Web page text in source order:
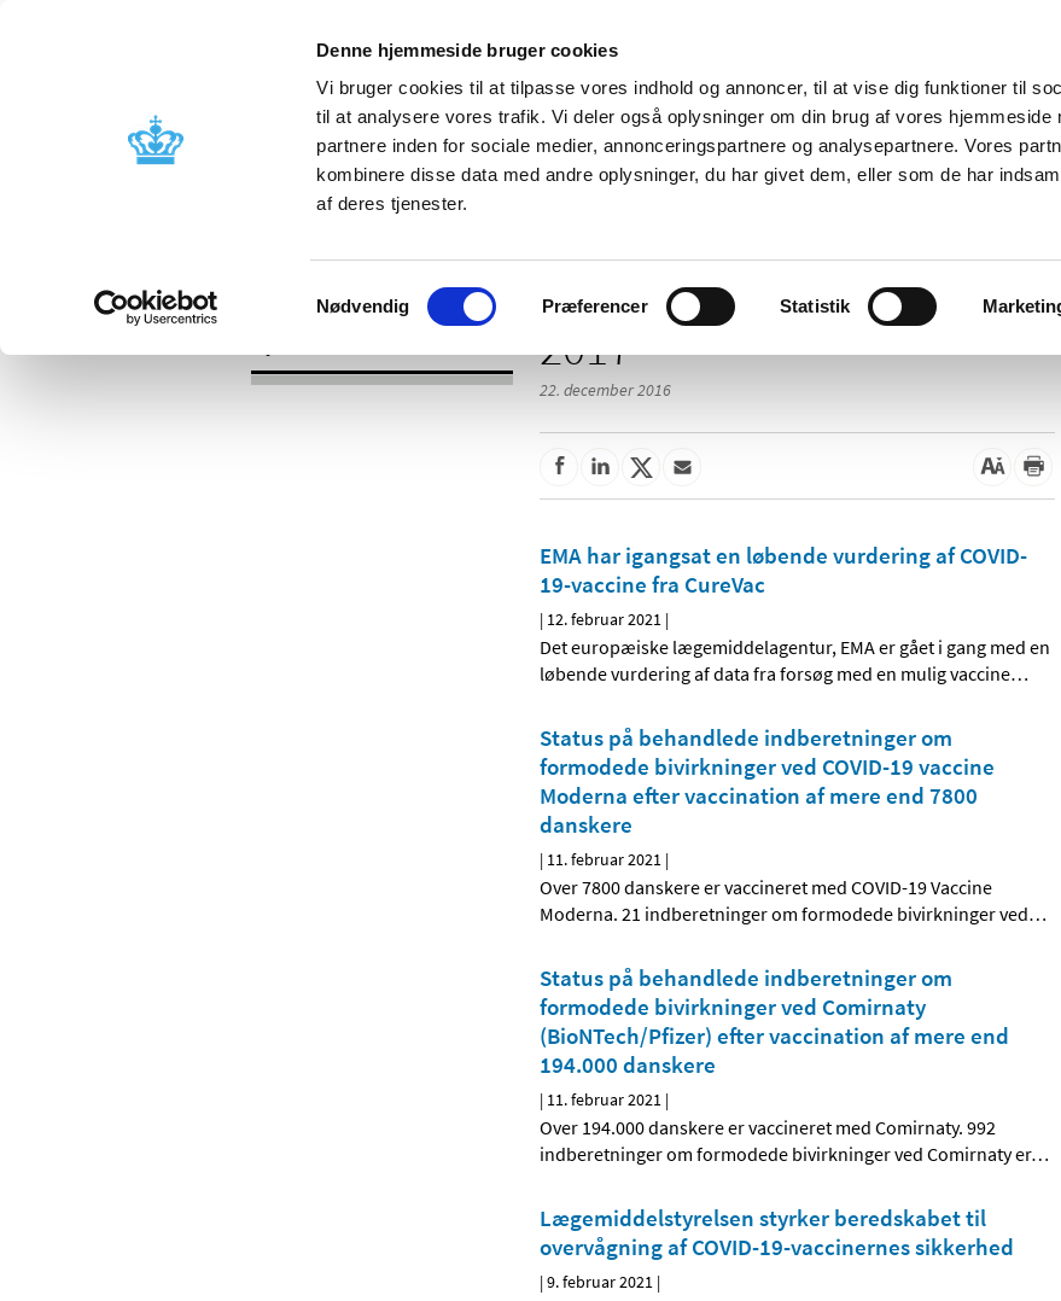
Denne hjemmeside bruger cookies
Vi bruger cookies til at tilpasse vores indhold og annoncer, til at vise dig funktioner til
til at analysere vores trafik. Vi deler også oplysninger om din brug af vores hjemmeside
partnere inden for sociale medier, annonceringspartnere og analysepartnere. Vores
kombinere disse data med andre oplysninger, du har givet dem, eller som de har
af deres tjenester.
Samtykkevalg
Nødvendig Præferencer Statistik
Nyheder Om os Kontakt
Godkendelse og
Bivirkninger og
produktinformation
Tilskud og
Apoteker og salg af
2017
22. december 2016
EMA har igangsat en løbende vurdering af COVID-
19-vaccine fra CureVac
| 12. februar 2021 |
Det europæiske lægemiddelagentur, EMA er gået i gang med en
løbende vurdering af data fra forsøg med en mulig vaccine…
Status på behandlede indberetninger om
formodede bivirkninger ved COVID-19 vaccine
Moderna efter vaccination af mere end 7800
danskere
| 11. februar 2021 |
Over 7800 danskere er vaccineret med COVID-19 Vaccine
Moderna. 21 indberetninger om formodede bivirkninger ved…
Status på behandlede indberetninger om
formodede bivirkninger ved Comirnaty
(BioNTech/Pfizer) efter vaccination af mere end
194.000 danskere
| 11. februar 2021 |
Over 194.000 danskere er vaccineret med Comirnaty. 992
indberetninger om formodede bivirkninger ved Comirnaty er…
Lægemiddelstyrelsen styrker beredskabet til
overvågning af COVID-19-vaccinernes sikkerhed
|9. februar 2021 |